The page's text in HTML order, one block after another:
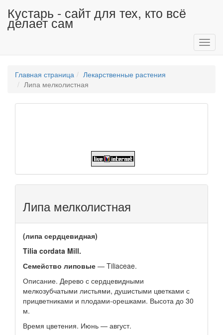
Кустарь - сайт для тех, кто всё
делает сам
Главная страница
Лекарственные растения
Липа мелколистная
Липа мелколистная
(липа сердцевидная)
Tilia cordata Mill.
Семейство липовые — Tiliaceae.
Описание. Дерево с сердцевидными
мелкозубчатыми листьями, душистыми цветками с
прицветниками и плодами-орешками. Высота до 30
м.
Время цветения. Июнь — август.